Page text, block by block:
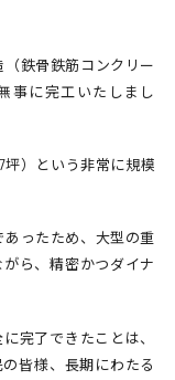
鉄骨鉄筋コンクリー
事に完工いたしまし
）という非常に規模
あったため、大型の重
ら、精密かつダイナ
完了できたことは、
皆様、長期にわたる